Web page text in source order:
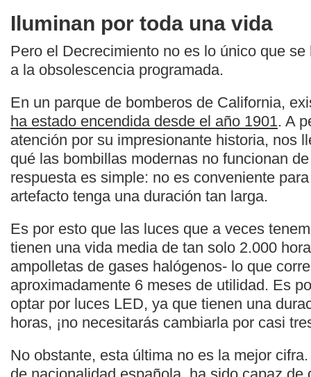
Iluminan por toda una vida
Pero el Decrecimiento no es lo único que
a la obsolescencia programada.
En un parque de bomberos de California,
ha estado encendida desde el año 1901. A
atención por su impresionante historia, nos
qué las bombillas modernas no funcionan
respuesta es simple: no es conveniente
artefacto tenga una duración tan larga.
Es por esto que las luces que a veces
tienen una vida media de tan solo 2.000
ampolletas de gases halógenos- lo que
aproximadamente 6 meses de utilidad. Es
optar por luces LED, ya que tienen una
horas, ¡no necesitarás cambiarla por casi
No obstante, esta última no es la mejor